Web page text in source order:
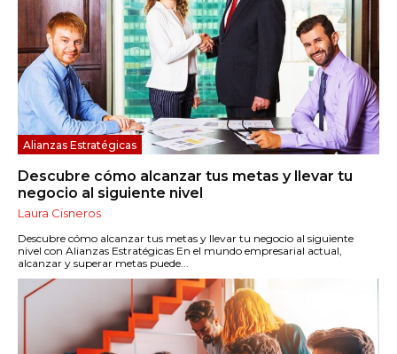
Alianzas Estratégicas
Descubre cómo alcanzar tus metas y llevar tu
negocio al siguiente nivel
Laura Cisneros
Descubre cómo alcanzar tus metas y llevar tu negocio al siguiente
nivel con Alianzas Estratégicas En el mundo empresarial actual,
alcanzar y superar metas puede...